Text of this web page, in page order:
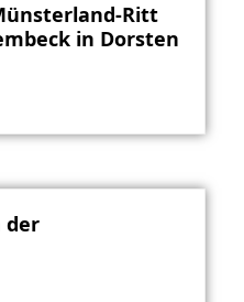
Ritt
in Dorsten
der